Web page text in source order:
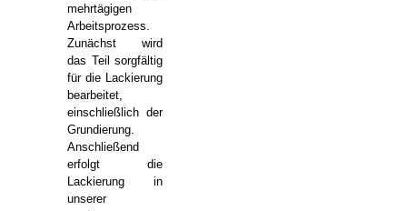
mehrtägigen
Arbeitsprozess.
Zunächst wird
das Teil sorgfältig
für die Lackierung
bearbeitet,
einschließlich der
Grundierung.
Anschließend
erfolgt die
Lackierung in
unserer